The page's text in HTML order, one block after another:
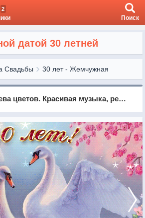
2
Поиск
датой 30 летней
Свадьбы 30 лет - Жемчужная
Роза - королева цветов. Красивая музыка, релакс, саксофон